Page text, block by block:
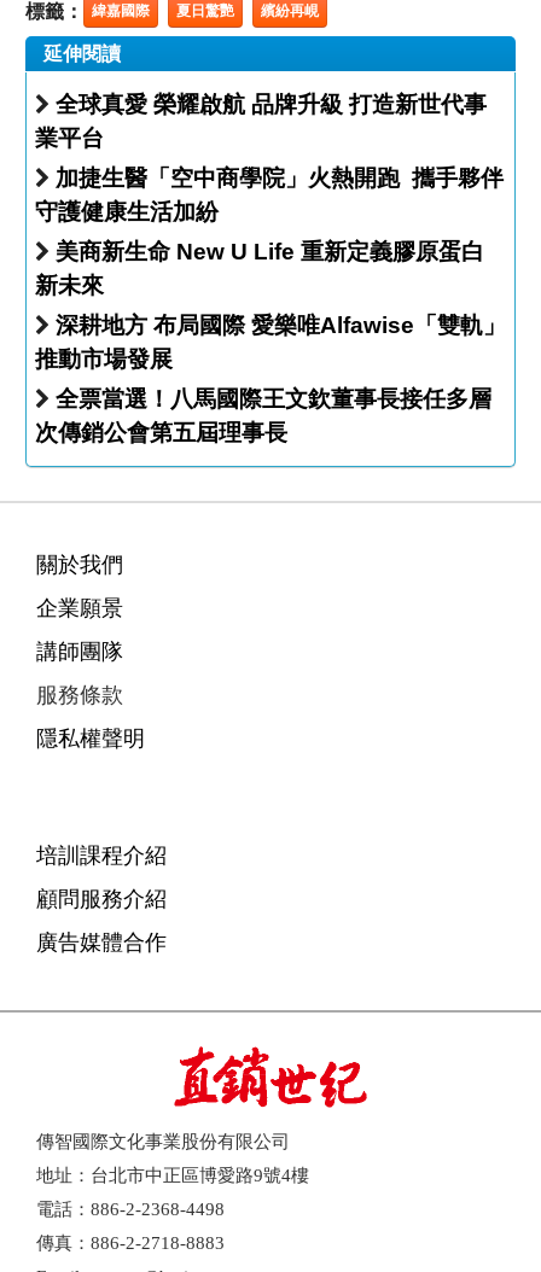
標籤： 緯嘉國際 夏日驚艷 繽紛再峴
延伸閱讀
全球真愛 榮耀啟航 品牌升級 打造新世代事
業平台
加捷生醫「空中商學院」火熱開跑 攜手夥伴
守護健康生活加紛
美商新生命 New U Life 重新定義膠原蛋白
新未來
深耕地方 布局國際 愛樂唯Alfawise「雙軌」
推動市場發展
全票當選！八馬國際王文欽董事長接任多層
次傳銷公會第五屆理事長
關於我們
企業願景
講師團隊
服務條款
隱私權聲明
培訓課程介紹
顧問服務介紹
廣告媒體合作
傳智國際文化事業股份有限公司
地址：台北市中正區博愛路9號4樓
電話：886-2-2368-4498
傳真：886-2-2718-8883